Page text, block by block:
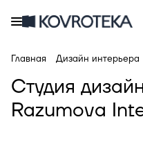
Главная Дизайн интерьера
Студия
Razumova